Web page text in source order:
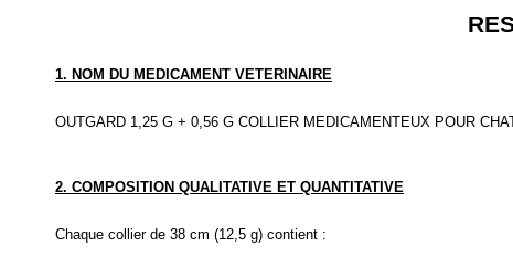
1. NOM DU MEDICAMENT VETERINAIRE
OUTGARD 1,25 G + 0,56 G COLLIER MEDICAMENTEUX POUR
2. COMPOSITION QUALITATIVE ET QUANTITATIVE
Chaque collier de 38 cm (12,5 g) contient :